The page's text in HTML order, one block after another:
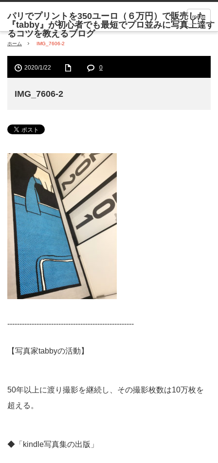
menu
ホーム IMG_7606-2
2020/1/22 0
IMG_7606-2
----------------------------------------------------
【写真家tabbyの活動】
50年以上に渡り撮影を継続し、その撮影枚数は10万枚を
超える。
◆「kindle写真集の出版」